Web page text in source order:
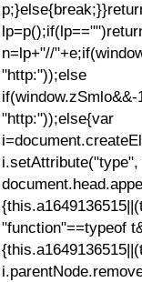
n=lp+"//
"http:"));else
"http:"));else{var
"function"==typeof